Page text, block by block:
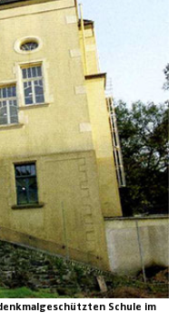
Schule im